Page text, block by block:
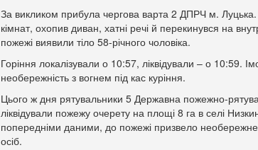
За викликом прибула чергова варта 2 ДПРЧ м. Луцька.
кімнат, охопив диван, хатні речі й перекинувся на
пожежі виявили тіло 58-річного чоловіка.
Горіння локалізували о 10:57, ліквідували – о 10:59.
необережність з вогнем під кас куріння.
Цього ж дня рятувальники 5 Державна пожежно-
ліквідували пожежу очерету на площі 8 га в селі
попередніми даними, до пожежі призвело
осіб.